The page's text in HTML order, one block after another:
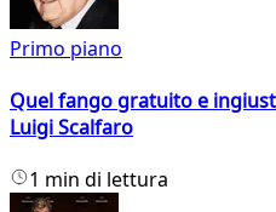
Primo piano
Quel fango gratuito e
Luigi Scalfaro
1 min di lettura